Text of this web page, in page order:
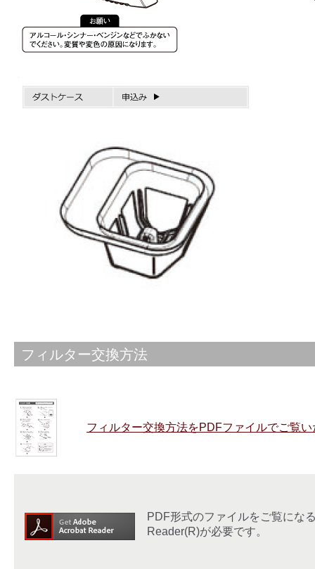
フィルター交換方法
フィルター交換方法をPDFファイルでご覧
PDF形式のファイルをご覧にな
Reader(R)が必要です。